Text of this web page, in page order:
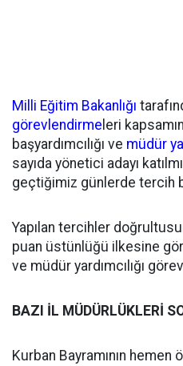
Milli Eğitim Bakanlığı
görevlendirme leri
başyardımcılığı ve müdür
sayıda yönetici adayı
geçtiğimiz günlerde tercih
Yapılan tercihler
puan üstünlüğü ilkesine
ve müdür yardımcılığı
BAZI İL MÜDÜRLÜKLERİ
Kurban Bayramının